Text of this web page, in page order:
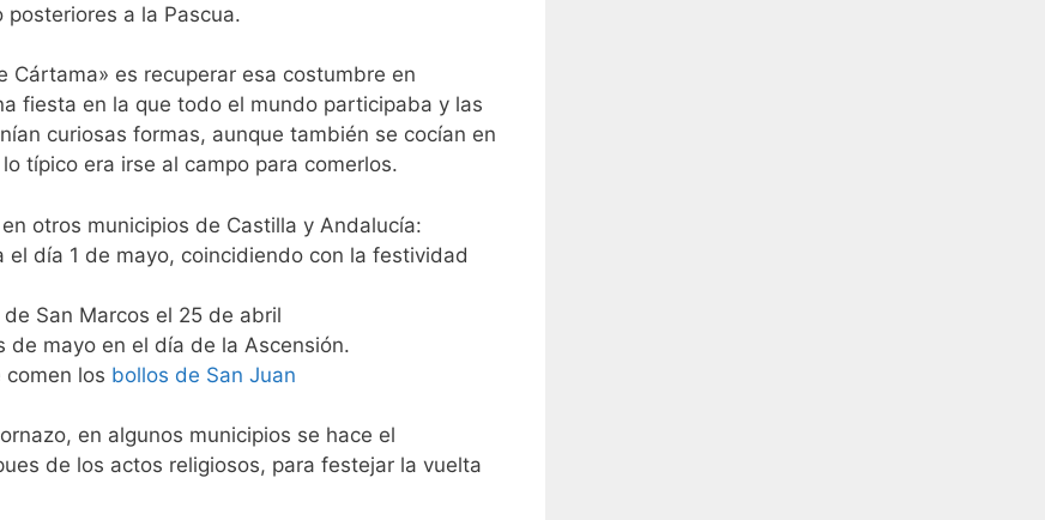
a la Pascua.
Cártama» es recuperar esa costumbre en
fiesta en la que todo el mundo participaba y las
curiosas formas, aunque también se cocían en
típico era irse al campo para comerlos.
otros municipios de Castilla y Andalucía:
el día 1 de mayo, coincidiendo con la festividad
San Marcos el 25 de abril
de mayo en el día de la Ascensión.
comen los bollos de San Juan
en algunos municipios se hace el
de los actos religiosos, para festejar la vuelta